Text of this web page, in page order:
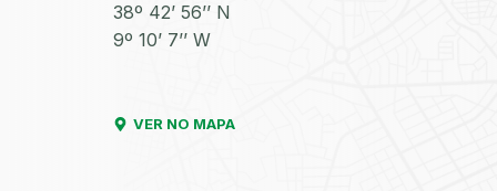
38º 42’ 56’’ N
9º 10’ 7’’ W
VER NO MAPA